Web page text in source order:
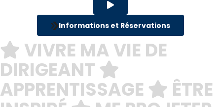
créativité et l’hospitalité occupent une place
centrale.
Informations et Réservations
VIVRE MA VIE DE
DIRIGEANT
APPRENTISSAGE ÊTRE